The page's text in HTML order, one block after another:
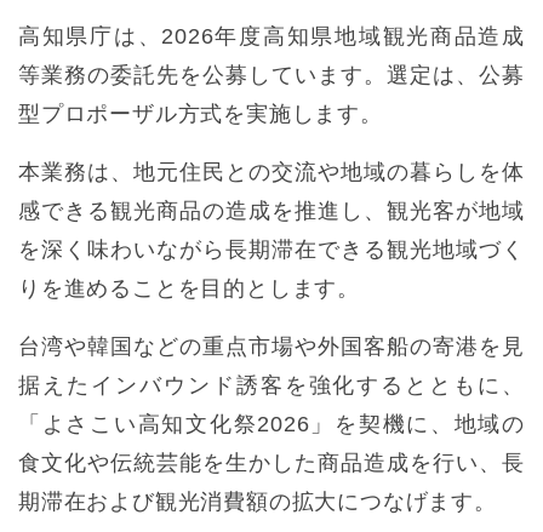
高知県庁は、2026年度高知県地域観光商品造成
等業務の委託先を公募しています。選定は、公募
型プロポーザル方式を実施します。
本業務は、地元住民との交流や地域の暮らしを体
感できる観光商品の造成を推進し、観光客が地域
を深く味わいながら長期滞在できる観光地域づく
りを進めることを目的とします。
台湾や韓国などの重点市場や外国客船の寄港を見
据えたインバウンド誘客を強化するとともに、
「よさこい高知文化祭2026」を契機に、地域の
食文化や伝統芸能を生かした商品造成を行い、長
期滞在および観光消費額の拡大につなげます。